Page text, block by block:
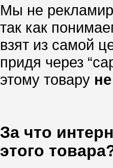
Мы не
так как
взят из самой
придя через
этому товару
За что
этого